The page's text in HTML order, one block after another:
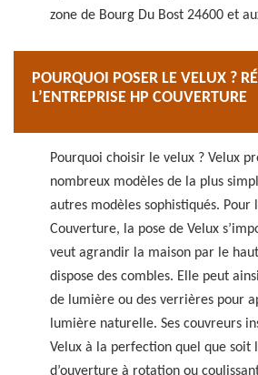
zone de Bourg Du Bost 24600 et
POURQUOI POSER LE VELUX ?
L’ENTREPRISE HP COUVERTURE
Pourquoi choisir le velux ? Velux
nombreux modèles de la plus
autres modèles sophistiqués. Pour
Couverture, la pose de Velux
veut agrandir la maison par le
dispose des combles. Elle peut
de lumière ou des verrières pour
lumière naturelle. Ses couvreurs
Velux à la perfection quel que soit
d’ouverture à rotation ou